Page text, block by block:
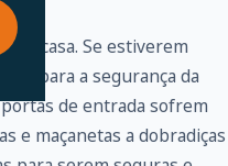
casa. Se estiverem
para a segurança da
de entrada sofrem
e maçanetas a dobradiças